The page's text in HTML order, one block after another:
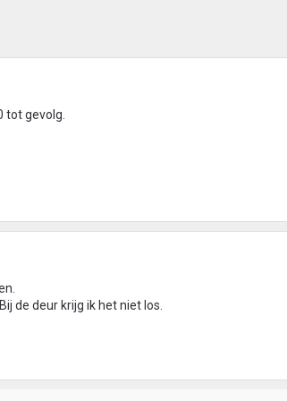
gevolg.
de deur krijg ik het niet los.